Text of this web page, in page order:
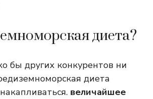
диета?
бы других конкурентов ни
диета
величайшее